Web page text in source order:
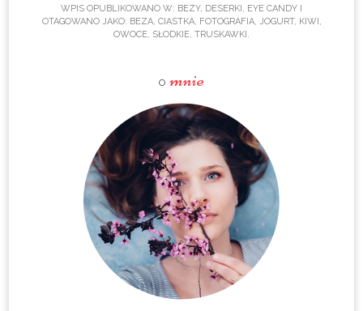
WPIS OPUBLIKOWANO W: BEZY, DESERKI , EYE CANDY
OTAGOWANO JAKO: BEZA, CIASTKA, FOTOGRAFIA, JOGURT, KIWI ,
OWOCE, SŁODKIE, TRUSKAWKI .
O mnie